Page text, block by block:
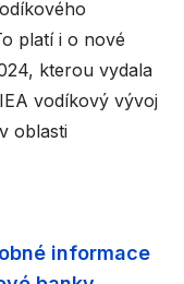
platí i o nové
kterou vydala
vodíkový vývoj
oblasti
informace